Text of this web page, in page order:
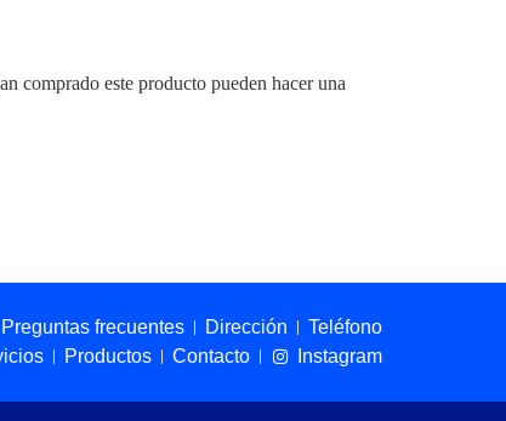
comprado este producto pueden hacer una
Preguntas frecuentes Dirección
Teléfono
Productos Contacto Instagram